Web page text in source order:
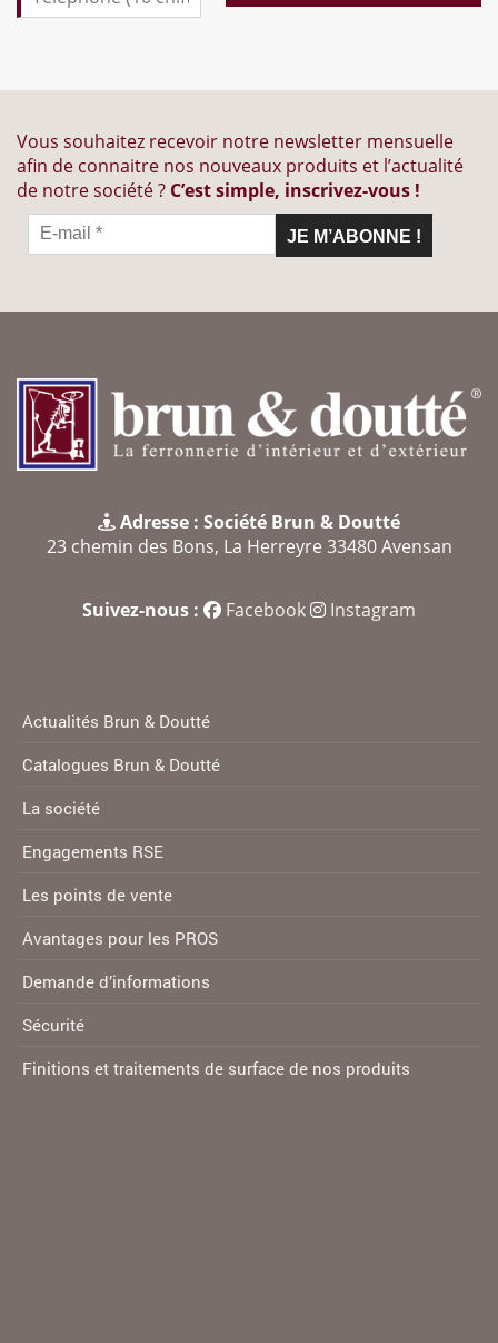
Vous souhaitez recevoir notre newsletter mensuelle
afin de connaitre nos nouveaux produits et l’actualité
de notre société ? C’est simple, inscrivez-vous !
Adresse : Société Brun & Doutté
23 chemin des Bons, La Herreyre 33480 Avensan
Suivez-nous : Facebook Instagram
Actualités Brun & Doutté
Catalogues Brun & Doutté
La société
Engagements RSE
Les points de vente
Avantages pour les PROS
Demande d’informations
Sécurité
Finitions et traitements de surface de nos produits